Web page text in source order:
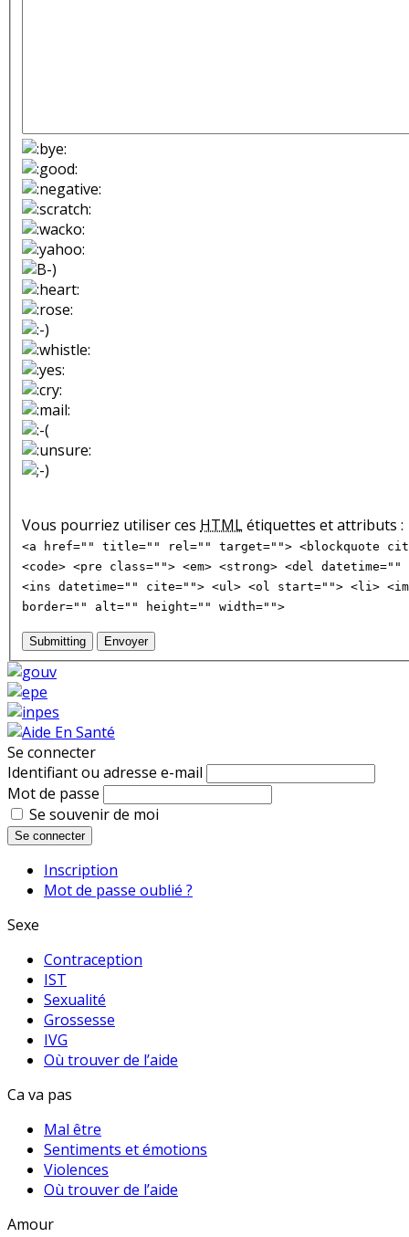
Vous pourriez utiliser ces HTMLétiquettes et attributs :
<a href="" title="" rel="" target=""> <blockquote
<code> <pre class=""> <em> <strong> <del
<ins datetime="" cite=""> <ul> <ol start=""> <li>
border="" alt="" height="" width="">
Submitting Envoyer
Se connecter
Identifiant ou adresse e-mail
Mot de passe
Se souvenir de moi
Se connecter
Inscription
Mot de passe oublié ?
Sexe
Contraception
IST
Sexualité
Grossesse
IVG
Où trouver de l’aide
Ca va pas
Mal être
Sentiments et émotions
Violences
Où trouver de l’aide
Amour